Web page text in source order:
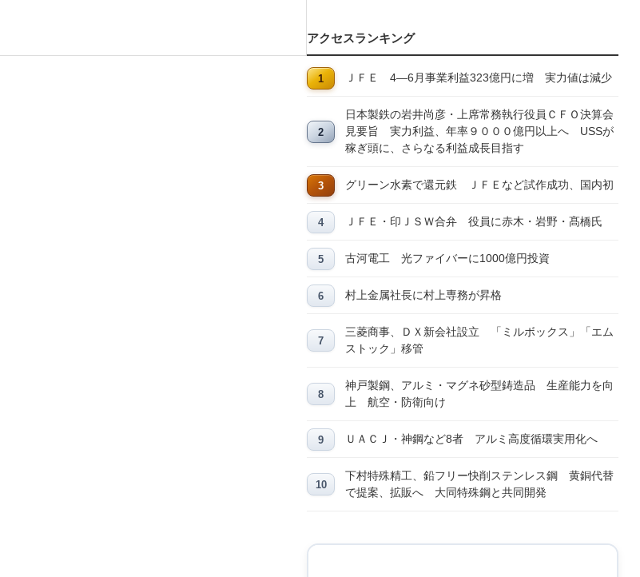
アクセスランキング
ＪＦＥ 4―6月事業利益323億円に増 実力値は減少
日本製鉄の岩井尚彦・上席常務執行役員ＣＦＯ決算会
見要旨 実力利益、年率９０００億円以上へ USSが
稼ぎ頭に、さらなる利益成長目指す
グリーン水素で還元鉄 ＪＦＥなど試作成功、国内初
ＪＦＥ・印ＪＳＷ合弁 役員に赤木・岩野・髙橋氏
古河電工 光ファイバーに1000億円投資
村上金属社長に村上専務が昇格
三菱商事、ＤＸ新会社設立 「ミルボックス」「エム
ストック」移管
神戸製鋼、アルミ・マグネ砂型鋳造品 生産能力を向
上 航空・防衛向け
ＵＡＣＪ・神鋼など8者 アルミ高度循環実用化へ
下村特殊精工、鉛フリー快削ステンレス鋼 黄銅代替
で提案、拡販へ 大同特殊鋼と共同開発